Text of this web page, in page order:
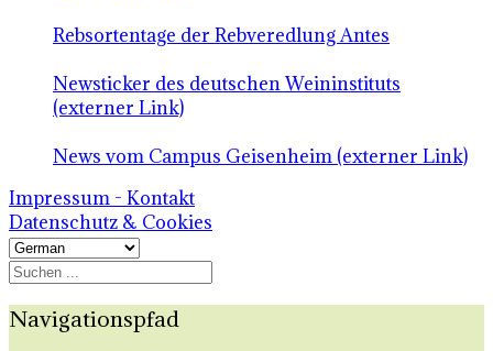
Rebsortentage der Rebveredlung Antes
Newsticker des deutschen Weininstituts
(externer Link)
News vom Campus Geisenheim (externer Link)
Impressum - Kontakt
Datenschutz & Cookies
Navigationspfad